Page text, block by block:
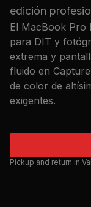
edición
El MacBook Pro
para DIT y
extrema y
fluido en
de color de
exigentes.
Pickup and return in